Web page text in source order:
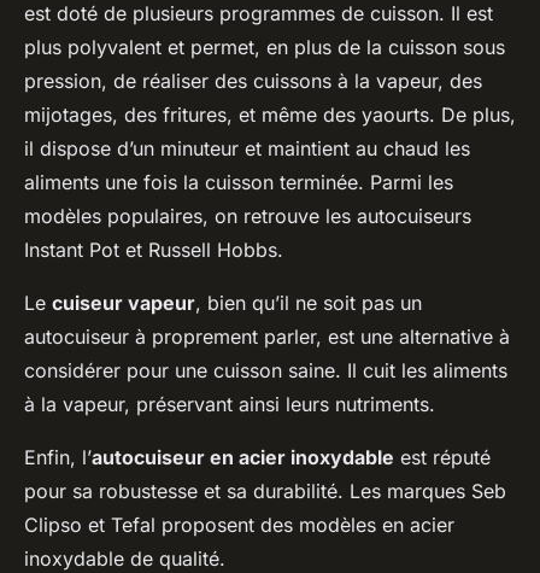
est doté de plusieurs programmes de cuisson. Il est
plus polyvalent et permet, en plus de la cuisson sous
pression, de réaliser des cuissons à la vapeur, des
mijotages, des fritures, et même des yaourts. De plus,
il dispose d’un minuteur et maintient au chaud les
aliments une fois la cuisson terminée. Parmi les
modèles populaires, on retrouve les autocuiseurs
Instant Pot et Russell Hobbs.
Le cuiseur vapeur, bien qu’il ne soit pas un
autocuiseur à proprement parler, est une alternative à
considérer pour une cuisson saine. Il cuit les aliments
à la vapeur, préservant ainsi leurs nutriments.
Enfin, l’autocuiseur en acier inoxydable est réputé
pour sa robustesse et sa durabilité. Les marques Seb
Clipso et Tefal proposent des modèles en acier
inoxydable de qualité.